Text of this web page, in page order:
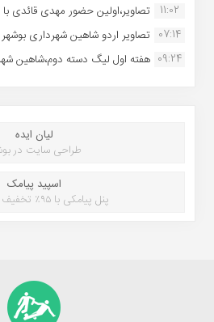
11:02
تصاویر،اولین حضور مهدی قائدی با
07:14 تصاویر اردو شاهین شهرداری
09:24 هفته اول لیگ دسته دوم،شاهین
لیان ایده
طراحی سایت در
اسپید پیامک
پنل پیامکی با ۹۵٪ تخفیف خرید پنل